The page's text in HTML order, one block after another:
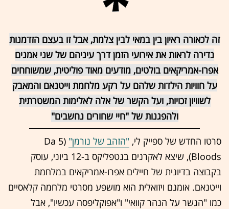
זה לכאורה ראיון בין במאי לבין צלמת, אבל זו בעצם הזדמנות
נדירה לראות את אירועי הזמן דרך עיניהם של שני אמנים
אפרו-אמריקאים בולטים, מודעים מאוד פוליטית, שמשוחחים
על חוויות הילדות שלהם על רקע מלחמת וייטנאם והמאבק
לשוויון זכויות, ועל הקשר של אלה לאלימות המשטרתית
ולהפגנות של "חיי שחורים נחשבים"
סרטו החדש של ספייק לי, "הזהב של נורמן" (Da 5
Bloods), שיצא לאקרנים בנטפליקס ב-12 ביוני, עוסק
בקבוצה בדיונית של חיילים אפרו-אמריקאים במלחמת
וייטנאם. אומנם ויזואלית הוא מושפע מסרטי מלחמה קלאסיים
כמו "הגשר על הנהר קוואי" ו"אפוקליפסה עכשיו", אבל